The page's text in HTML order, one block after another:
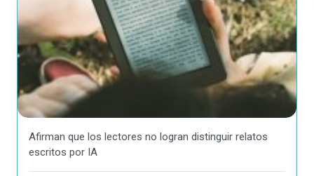
Afirman que los lectores no logran distinguir relatos
escritos por IA